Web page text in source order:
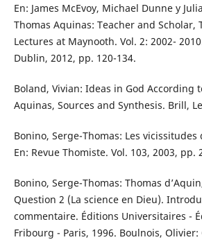
En: James McEvoy, Michael Dunne y
Thomas Aquinas: Teacher and Scholar,
Lectures at Maynooth. Vol. 2: 2002-
Dublin, 2012, pp. 120-134.
Boland, Vivian: Ideas in God According
Aquinas, Sources and Synthesis. Brill,
Bonino, Serge-Thomas: Les
En: Revue Thomiste. Vol. 103, 2003, pp.
Bonino, Serge-Thomas: Thomas
Question 2 (La science en Dieu).
commentaire. Éditions Universitaires -
Fribourg - Paris, 1996. Boulnois, Olivier: